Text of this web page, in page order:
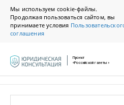
Мы используем cookie-файлы.
Продолжая пользоваться сайтом, вы
принимаете условия
соглашения
Проект
«Российской газеты»